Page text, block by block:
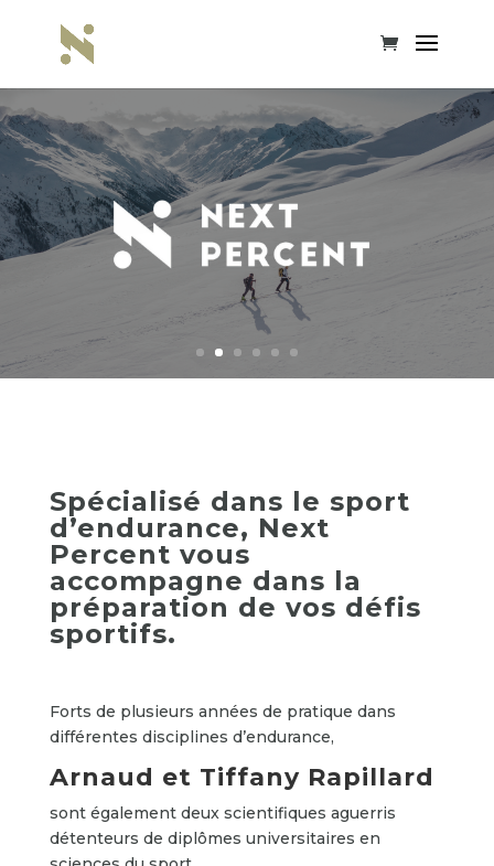
Spécialisé dans le sport
d’endurance, Next
Percent vous
accompagne dans la
préparation de vos défis
sportifs.
Forts de plusieurs années de pratique dans
différentes disciplines d’endurance,
Arnaud et Tiffany Rapillard
sont également deux scientifiques aguerris
détenteurs de diplômes universitaires en